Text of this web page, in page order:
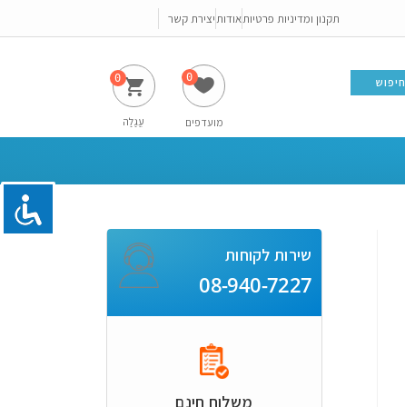
תקנון ומדיניות פרטיותאודותיצירת קשר
חיפוש
מועדפים
0
עֲגָלָה
שירות לקוחות
08-940-7227
משלוח חינם